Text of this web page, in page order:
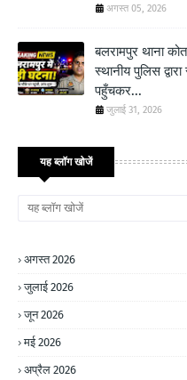
अगस्त 05, 2026
बलरामपुर थाना
स्थानीय पुलिस
पहुँचकर...
जुलाई 31, 2026
यह ब्लॉग खोजें
अगस्त 2026
जुलाई 2026
जून 2026
मई 2026
अप्रैल 2026